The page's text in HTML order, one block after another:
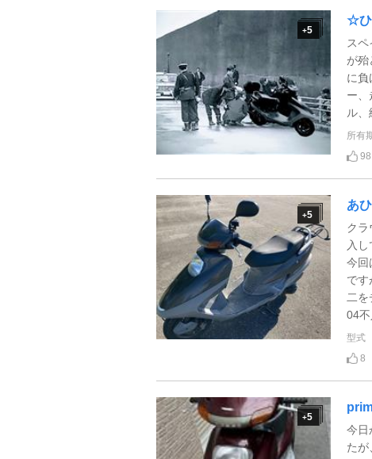
+5
☆
ス
が
に負
ー、
ル
所有
98
+5
あ
クラ
入
今回
です
二
04不
型式
8
+5
今日
たが